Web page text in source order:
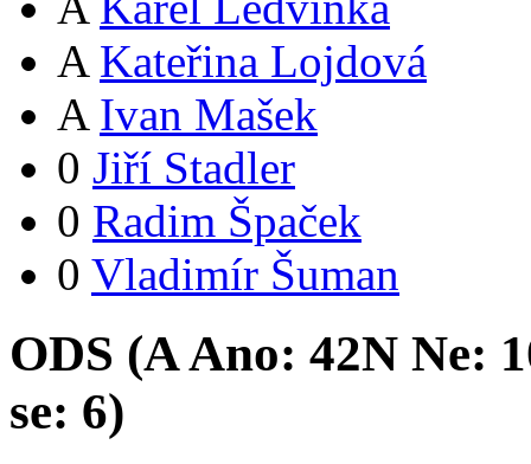
A Kateřina Lojdová
A Ivan Mašek
0 Jiří Stadler
0 Radim Špaček
0 Vladimír Šuman
ODS (AAno: 42N Ne: 1
se: 6)